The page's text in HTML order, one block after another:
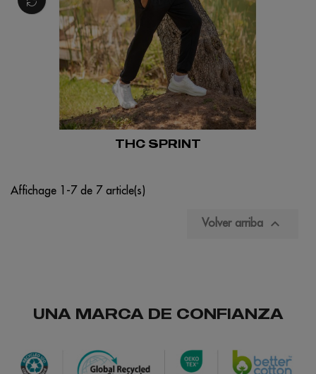
THC SPRINT
Affichage 1-7 de 7 article(s)
Volver arriba 
UNA MARCA DE CONFIANZA